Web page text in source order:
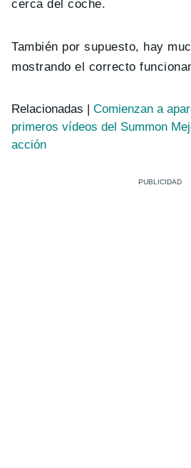
cerca del coche.
También por supuesto, hay
mostrando el correcto
Relacionadas | Comienzan a
primeros vídeos del Summon
acción